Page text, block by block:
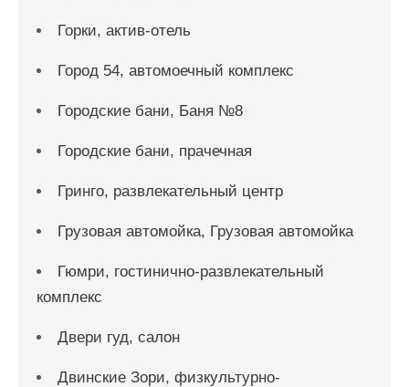
Горки, актив-отель
Город 54, автомоечный комплекс
Городские бани, Баня №8
Городские бани, прачечная
Гринго, развлекательный центр
Грузовая автомойка, Грузовая автомойка
Гюмри, гостинично-развлекательный
комплекс
Двери гуд, салон
Двинские Зори, физкультурно-